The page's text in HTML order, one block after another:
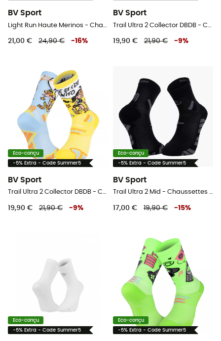
BV Sport
21,00 € 24,90 € -16%
BV Sport
19,90 € 21,90 € -9%
Eco-conçu
-5% Extra - Code Summer5
BV Sport
Trail Ultra 2 Collector DBDB - Chaussettes trail
19,90 € 21,90 € -9%
Eco-conçu
-5% Extra - Code Summer5
BV Sport
Trail Ultra 2 Mid - Chaussettes trail
17,00 € 19,90 € -15%
Eco-conçu
-5% Extra - Code Summer5
Eco-conçu
-5% Extra - Code Summer5